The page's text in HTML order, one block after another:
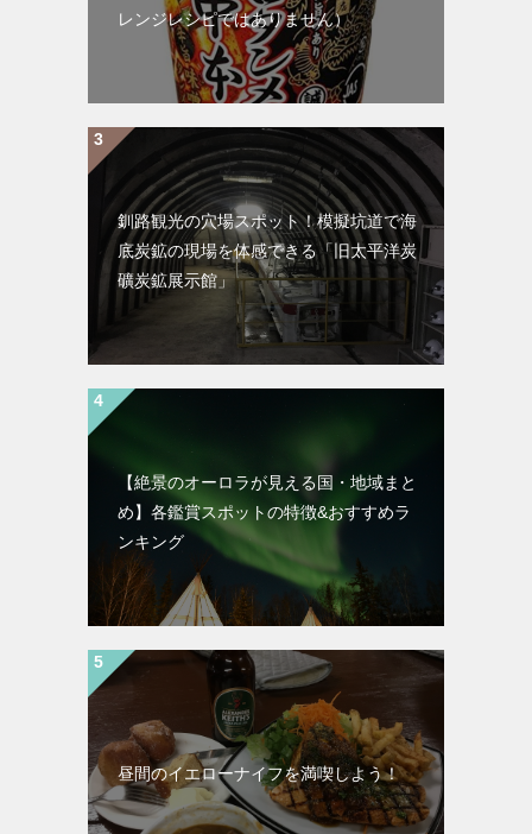
レンジレシピではありません）
釧路観光の穴場スポット！模擬坑道で海
底炭鉱の現場を体感できる「旧太平洋炭
礦炭鉱展示館」
【絶景のオーロラが見える国・地域まと
め】各鑑賞スポットの特徴&おすすめラ
ンキング
昼間のイエローナイフを満喫しよう！